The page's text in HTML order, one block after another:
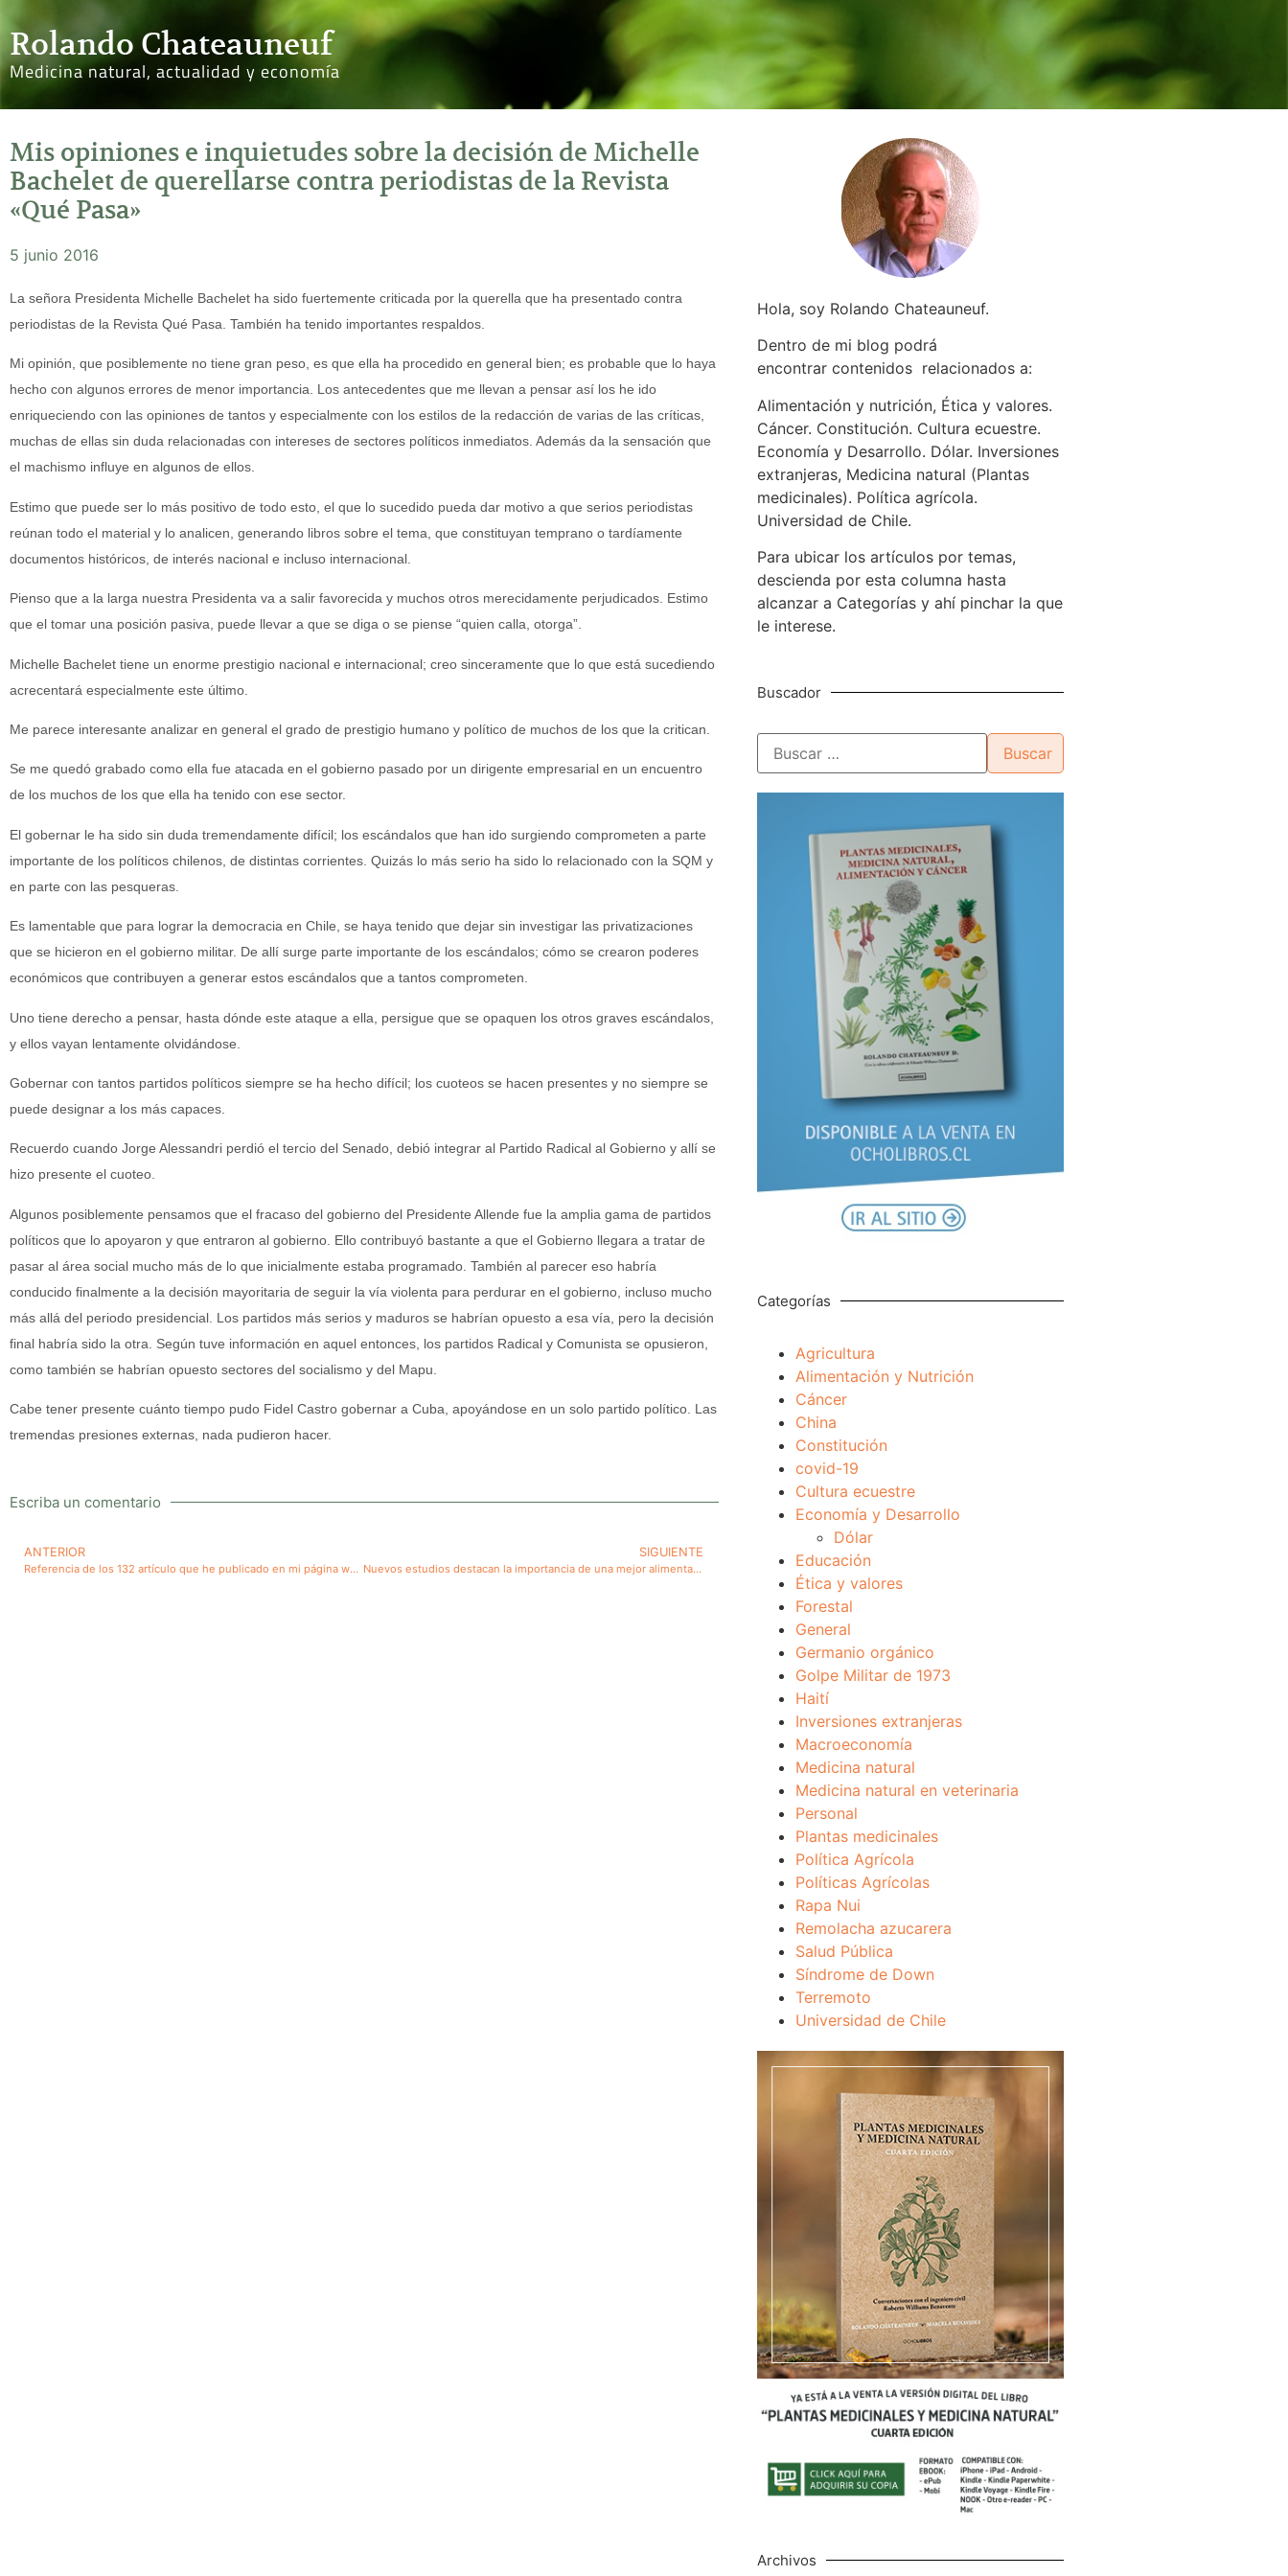
Rolando Chateauneuf
Medicina natural, actualidad y economía
Mis opiniones e inquietudes sobre la decisión de Michelle
Bachelet de querellarse contra periodistas de la Revista
«Qué Pasa»
5 junio 2016
La señora Presidenta Michelle Bachelet ha sido fuertemente criticada por la querella que ha presentado contra
periodistas de la Revista Qué Pasa. También ha tenido importantes respaldos.
Mi opinión, que posiblemente no tiene gran peso, es que ella ha procedido en general bien; es probable que lo haya
hecho con algunos errores de menor importancia. Los antecedentes que me llevan a pensar así los he ido
enriqueciendo con las opiniones de tantos y especialmente con los estilos de la redacción de varias de las críticas,
muchas de ellas sin duda relacionadas con intereses de sectores políticos inmediatos. Además da la sensación que
el machismo influye en algunos de ellos.
Estimo que puede ser lo más positivo de todo esto, el que lo sucedido pueda dar motivo a que serios periodistas
reúnan todo el material y lo analicen, generando libros sobre el tema, que constituyan temprano o tardíamente
documentos históricos, de interés nacional e incluso internacional.
Pienso que a la larga nuestra Presidenta va a salir favorecida y muchos otros merecidamente perjudicados. Estimo
que el tomar una posición pasiva, puede llevar a que se diga o se piense “quien calla, otorga”.
Michelle Bachelet tiene un enorme prestigio nacional e internacional; creo sinceramente que lo que está sucediendo
acrecentará especialmente este último.
Me parece interesante analizar en general el grado de prestigio humano y político de muchos de los que la critican.
Se me quedó grabado como ella fue atacada en el gobierno pasado por un dirigente empresarial en un encuentro
de los muchos de los que ella ha tenido con ese sector.
El gobernar le ha sido sin duda tremendamente difícil; los escándalos que han ido surgiendo comprometen a parte
importante de los políticos chilenos, de distintas corrientes. Quizás lo más serio ha sido lo relacionado con la SQM y
en parte con las pesqueras.
Es lamentable que para lograr la democracia en Chile, se haya tenido que dejar sin investigar las privatizaciones
que se hicieron en el gobierno militar. De allí surge parte importante de los escándalos; cómo se crearon poderes
económicos que contribuyen a generar estos escándalos que a tantos comprometen.
Uno tiene derecho a pensar, hasta dónde este ataque a ella, persigue que se opaquen los otros graves escándalos,
y ellos vayan lentamente olvidándose.
Gobernar con tantos partidos políticos siempre se ha hecho difícil; los cuoteos se hacen presentes y no siempre se
puede designar a los más capaces.
Recuerdo cuando Jorge Alessandri perdió el tercio del Senado, debió integrar al Partido Radical al Gobierno y allí se
hizo presente el cuoteo.
Algunos posiblemente pensamos que el fracaso del gobierno del Presidente Allende fue la amplia gama de partidos
políticos que lo apoyaron y que entraron al gobierno. Ello contribuyó bastante a que el Gobierno llegara a tratar de
pasar al área social mucho más de lo que inicialmente estaba programado. También al parecer eso habría
conducido finalmente a la decisión mayoritaria de seguir la vía violenta para perdurar en el gobierno, incluso mucho
más allá del periodo presidencial. Los partidos más serios y maduros se habrían opuesto a esa vía, pero la decisión
final habría sido la otra. Según tuve información en aquel entonces, los partidos Radical y Comunista se opusieron,
como también se habrían opuesto sectores del socialismo y del Mapu.
Cabe tener presente cuánto tiempo pudo Fidel Castro gobernar a Cuba, apoyándose en un solo partido político. Las
tremendas presiones externas, nada pudieron hacer.
Escriba un comentario
ANTERIOR
Referencia de los 132 artículo que he publicado en mi página web www.rochade.cl relacionados en distintos grados con cáncer
SIGUIENTE
Nuevos estudios destacan la importancia de una mejor alimentación en la salud humana. Comer granos enteros reduce riesgos de enfermar y aporta varios otros beneficios
Hola, soy Rolando Chateauneuf.
Dentro de mi blog podrá
encontrar contenidos relacionados a:
Alimentación y nutrición, Ética y valores.
Cáncer. Constitución. Cultura ecuestre.
Economía y Desarrollo. Dólar. Inversiones
extranjeras, Medicina natural (Plantas
medicinales). Política agrícola.
Universidad de Chile.
Para ubicar los artículos por temas,
descienda por esta columna hasta
alcanzar a Categorías y ahí pinchar la que
le interese.
Buscador
Categorías
Agricultura
Alimentación y Nutrición
Cáncer
China
Constitución
covid-19
Cultura ecuestre
Economía y Desarrollo
Dólar
Educación
Ética y valores
Forestal
General
Germanio orgánico
Golpe Militar de 1973
Haití
Inversiones extranjeras
Macroeconomía
Medicina natural
Medicina natural en veterinaria
Personal
Plantas medicinales
Política Agrícola
Políticas Agrícolas
Rapa Nui
Remolacha azucarera
Salud Pública
Síndrome de Down
Terremoto
Universidad de Chile
Archivos